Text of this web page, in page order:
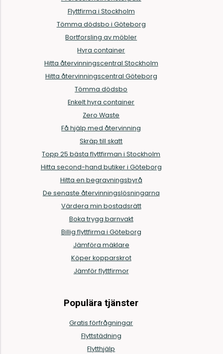
Flyttfirma i Stockholm
Tömma dödsbo i Göteborg
Bortforsling av möbler
Hyra container
Hitta återvinningscentral Stockholm
Hitta återvinningscentral Göteborg
Tömma dödsbo
Enkelt hyra container
Zero Waste
Få hjälp med återvinning
Skräp till skatt
Topp 25 bästa flyttfirman i Stockholm
Hitta second-hand butiker i Göteborg
Hitta en begravningsbyrå
De senaste återvinningslösningarna
Värdera min bostadsrätt
Boka trygg barnvakt
Billig flyttfirma i Göteborg
Jämföra mäklare
Köper kopparskrot
Jämför flyttfirmor
Populära tjänster
Gratis förfrågningar
Flyttstädning
Flytthjälp